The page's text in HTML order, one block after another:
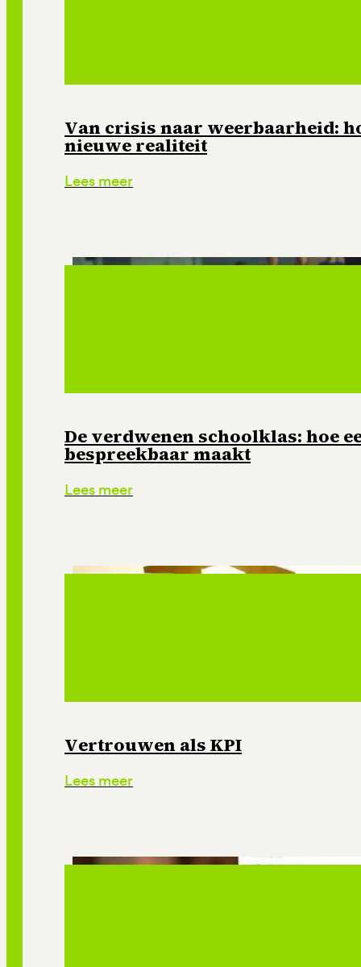
Van crisis naar weerbaarheid:
nieuwe realiteit
Lees meer
De verdwenen schoolklas: hoe
bespreekbaar maakt
Lees meer
Vertrouwen als KPI
Lees meer